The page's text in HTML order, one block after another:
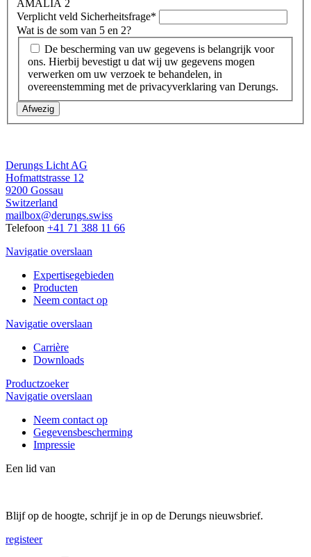
AMALIA 2
Verplicht veld Sicherheitsfrage*
Wat is de som van 5 en 2?
De bescherming van uw gegevens is belangrijk voor
ons. Hierbij bevestigt u dat wij uw gegevens mogen
verwerken om uw verzoek te behandelen, in
overeenstemming met de privacyverklaring van Derungs.
Afwezig
Derungs Licht AG
Hofmattstrasse 12
9200 Gossau
Switzerland
mailbox@derungs.swiss
Telefoon +41 71 388 11 66
Navigatie overslaan
Expertisegebieden
Producten
Neem contact op
Navigatie overslaan
Carrière
Downloads
Productzoeker
Navigatie overslaan
Neem contact op
Gegevensbescherming
Impressie
Een lid van
Blijf op de hoogte, schrijf je in op de Derungs nieuwsbrief.
registeer